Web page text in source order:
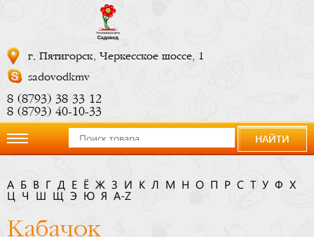
г. Пятигорск, Черкесское шоссе, 1
sadovodkmv
8 (8793) 38 33 12
8 (8793) 40-10-33
компании
Новости
НАЙТИ
А Б В Г Д Е Ё Ж З И К Л М Н О П Р С Т У Ф
Х
Ч Э Ю Я A-Z
Кабачок